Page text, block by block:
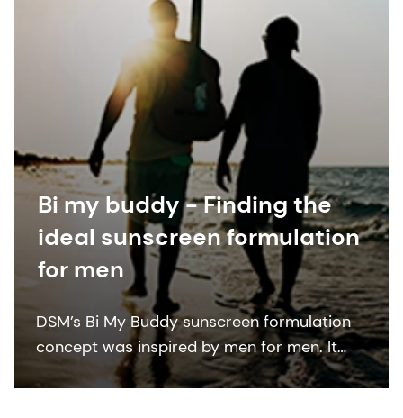
Bi my buddy - Finding the
ideal sunscreen formulation
for men
DSM’s Bi My Buddy sunscreen formulation
concept was inspired by men for men. It
investigates the barriers men face when